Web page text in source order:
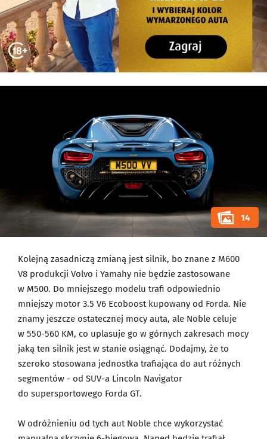
14
Kolejną zasadniczą zmianą jest silnik, bo znane z M600
V8 produkcji Volvo i Yamahy nie będzie zastosowane
w M500. Do mniejszego modelu trafi odpowiednio
mniejszy motor 3.5 V6 Ecoboost kupowany od Forda. Nie
znamy jeszcze ostatecznej mocy auta, ale Noble celuje
w 550-560 KM, co uplasuje go w górnych zakresach mocy
jaką ten silnik jest w stanie osiągnąć. Dodajmy, że to
szeroko stosowana jednostka trafiająca do aut różnych
segmentów - od SUV-a Lincoln Navigator
do supersportowego Forda GT.
W odróżnieniu od tych aut Noble chce wykorzystać